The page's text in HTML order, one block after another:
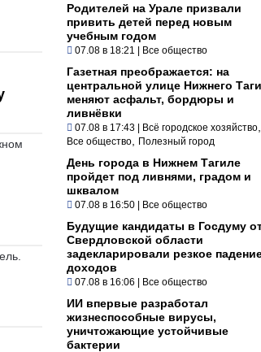
Родителей на Урале призвали
привить детей перед новым
учебным годом
07.08 в 18:21 | Все общество
Газетная преображается: на
центральной улице Нижнего
меняют асфальт, бордюры и
ливнёвки
07.08 в 17:43 | Всё городское хозяйство
Все общество Полезный город
День города в Нижнем Тагиле
пройдет под ливнями, градом и
шквалом
07.08 в 16:50 | Все общество
Будущие кандидаты в Госдуму
Свердловской области
задекларировали резкое
доходов
07.08 в 16:06 | Все общество
ИИ впервые разработал
жизнеспособные вирусы,
уничтожающие устойчивые
бактерии